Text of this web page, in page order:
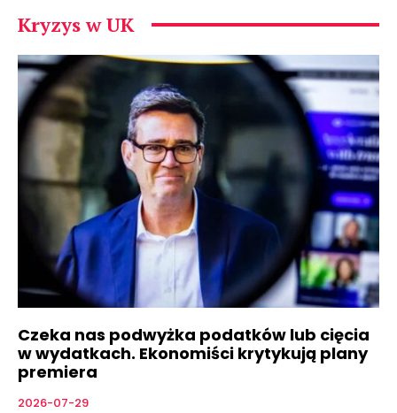
Kryzys w UK
Czeka nas podwyżka podatków lub cięcia
w wydatkach. Ekonomiści krytykują plany
premiera
2026-07-29